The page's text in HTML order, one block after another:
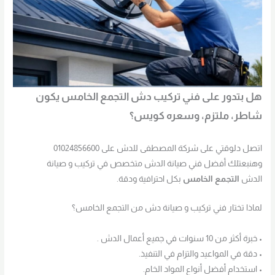
هل بتدور على فني تركيب دش التجمع الخامس يكون
شاطر، ملتزم، وسعره كويس؟
اتصل دلوقتي على شركة المصطفى للدش على 01024856600
وهنبعتلك أفضل فني صيانة الدش متخصص في تركيب و صيانة
الدش التجمع الخامس بكل احترافية ودقة.
لماذا تختار فني تركيب و صيانة دش من التجمع الخامس؟
• خبرة أكثر من 10 سنوات في جميع أعمال الدش .
• دقة في المواعيد والتزام في التنفيذ.
• استخدام أفضل أنواع المواد الخام.